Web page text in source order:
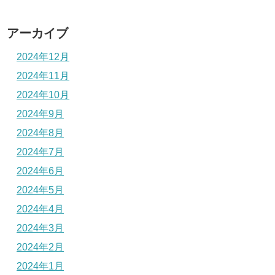
アーカイブ
2024年12月
2024年11月
2024年10月
2024年9月
2024年8月
2024年7月
2024年6月
2024年5月
2024年4月
2024年3月
2024年2月
2024年1月